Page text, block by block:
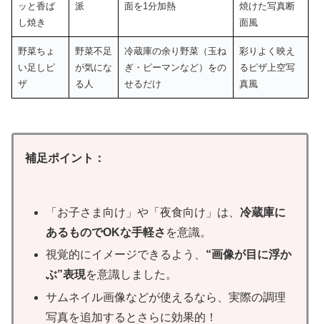
ッと香ば
し焼き
派
面を1分加熱
焼けた写真断
面風
野菜ちょ
い足しピ
ザ
野菜不足
が気にな
る人
冷蔵庫の余り野菜（玉ね
ぎ・ピーマンなど）をの
せるだけ
彩りよく映え
るピザ上空写
真風
補足ポイント：
「お子さま向け」や「夜食向け」は、冷蔵庫に
あるものでOKな手軽さ を意識。
視覚的にイメージできるよう、 “画像が目に浮か
ぶ”表現を意識しました。
サムネイル画像などが使えるなら、実際の調理
写真を追加するとさらに効果的！